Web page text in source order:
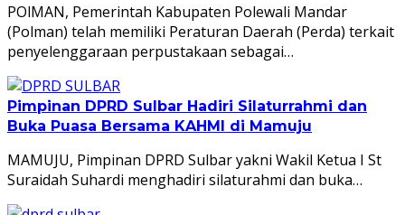
POlMAN, Pemerintah Kabupaten Polewali Mandar
(Polman) telah memiliki Peraturan Daerah (Perda) terkait
penyelenggaraan perpustakaan sebagai…
Pimpinan DPRD Sulbar Hadiri Silaturrahmi dan
Buka Puasa Bersama KAHMI di Mamuju
MAMUJU, Pimpinan DPRD Sulbar yakni Wakil Ketua I St
Suraidah Suhardi menghadiri silaturahmi dan buka…